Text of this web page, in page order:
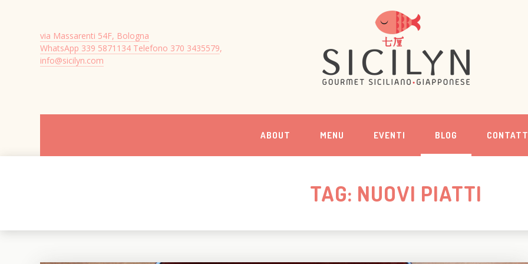
via Massarenti 54F, Bologna
WhatsApp 339 5871134 Telefono 370 3435579,
info@sicilyn.com
ABOUT MENU EVENTI BLOG
TAG: NUOVI PIATTI